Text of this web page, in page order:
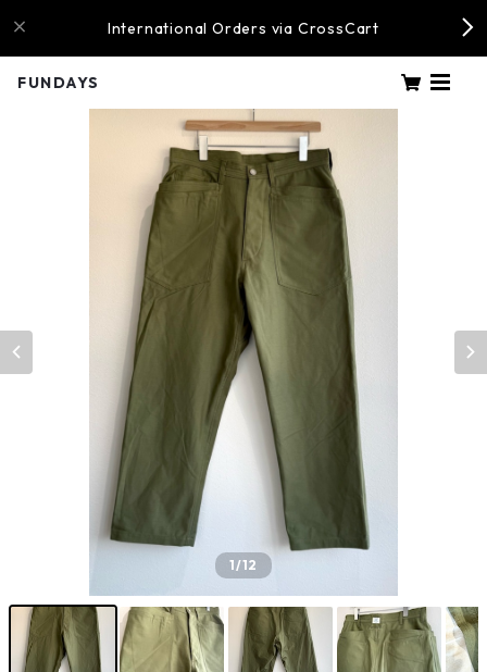
International Orders via CrossCart
FUNDAYS
1/12